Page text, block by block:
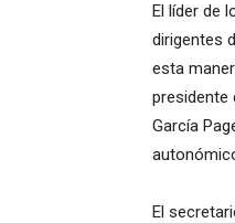
El líder de
dirigentes
esta
presidente
García
El